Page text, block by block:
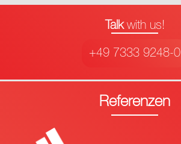
Talkwith us!
+49 7333 9248-0
Referenzen